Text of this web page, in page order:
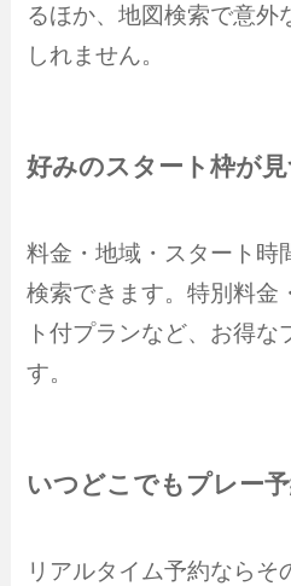
るほか、地図検索で意外
しれません。
好みのスタート枠が
料金・地域・スタート時
検索できます。特別料金
ト付プランなど、お得な
す。
いつどこでもプレー
リアルタイム予約ならそ